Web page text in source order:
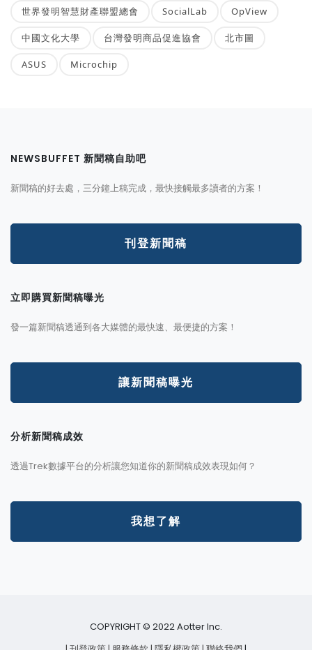
世界發明智慧財產聯盟總會 SocialLab OpView
中國文化大學 台灣發明商品促進協會 北市圖
ASUS Microchip
NEWSBUFFET 新聞稿自助吧
新聞稿的好去處，三分鐘上稿完成，最快接觸最多讀者的方案！
刊登新聞稿
立即購買新聞稿曝光
發一篇新聞稿透通到各大媒體的最快速、最便捷的方案！
讓新聞稿曝光
分析新聞稿成效
透過Trek數據平台的分析讓您知道你的新聞稿成效表現如何？
我想了解
COPYRIGHT © 2022 Aotter Inc.